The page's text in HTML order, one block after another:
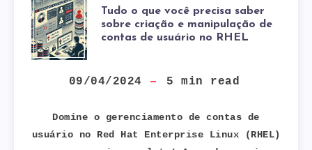
TUDO
O
QUE
VOCÊ
Tudo o que você precisa saber
sobre criação e manipulação de
contas de usuário no RHEL
09/04/2024 5 min read
Domine o gerenciamento de contas de
usuário no Red Hat Enterprise Linux (RHEL)